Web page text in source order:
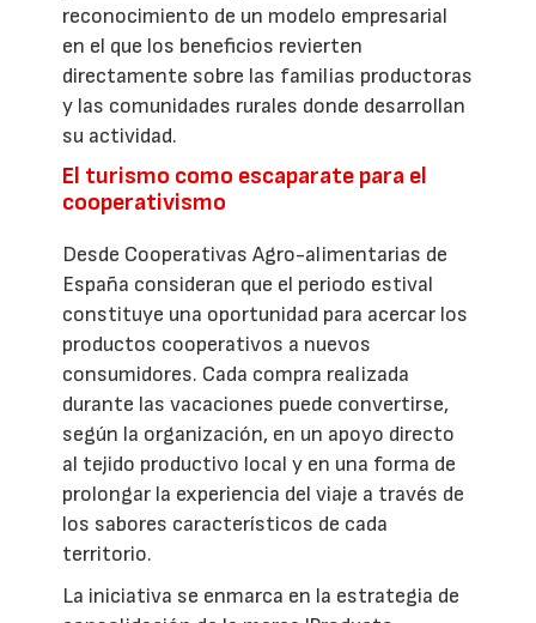
reconocimiento de un modelo empresarial
en el que los beneficios revierten
directamente sobre las familias productoras
y las comunidades rurales donde desarrollan
su actividad.
El turismo como escaparate para el
cooperativismo
Desde Cooperativas Agro-alimentarias de
España consideran que el periodo estival
constituye una oportunidad para acercar los
productos cooperativos a nuevos
consumidores. Cada compra realizada
durante las vacaciones puede convertirse,
según la organización, en un apoyo directo
al tejido productivo local y en una forma de
prolongar la experiencia del viaje a través de
los sabores característicos de cada
territorio.
La iniciativa se enmarca en la estrategia de